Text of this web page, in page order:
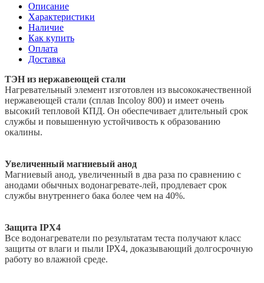
Описание
Характеристики
Наличие
Как купить
Оплата
Доставка
ТЭН из нержавеющей стали
Нагревательный элемент изготовлен из высококачественной
нержавеющей стали (сплав Incoloy 800) и имеет очень
высокий тепловой КПД. Он обеспечивает длительный срок
службы и повышенную устойчивость к образованию
окалины.
Увеличенный магниевый анод
Магниевый анод, увеличенный в два раза по сравнению с
анодами обычных водонагревате-лей, продлевает срок
службы внутреннего бака более чем на 40%.
Защита IPX4
Все водонагреватели по результатам теста получают класс
защиты от влаги и пыли IРХ4, доказывающий долгосрочную
работу во влажной среде.